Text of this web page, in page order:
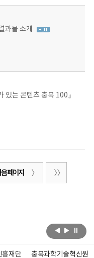
과물 소개
있는 콘텐츠 충북 100』
페이지
흥재단 충북과학기술혁신원